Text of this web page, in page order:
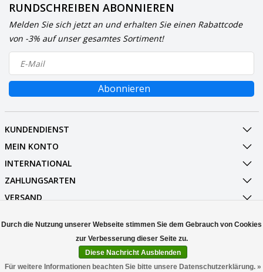
RUNDSCHREIBEN ABONNIEREN
Melden Sie sich jetzt an und erhalten Sie einen Rabattcode
von -3% auf unser gesamtes Sortiment!
Abonnieren
KUNDENDIENST
MEIN KONTO
INTERNATIONAL
ZAHLUNGSARTEN
VERSAND
© Copyright 2026 Stuff Enough.be
Durch die Nutzung unserer Webseite stimmen Sie dem Gebrauch von Cookies
zur Verbesserung dieser Seite zu.
Diese Nachricht Ausblenden
Für weitere Informationen beachten Sie bitte unsere Datenschutzerklärung. »